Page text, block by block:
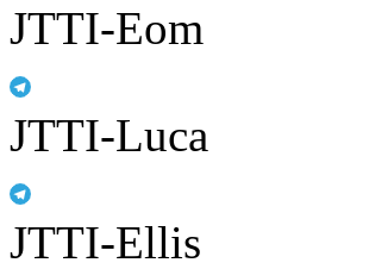
JTTI-Eom
JTTI-Luca
JTTI-Ellis